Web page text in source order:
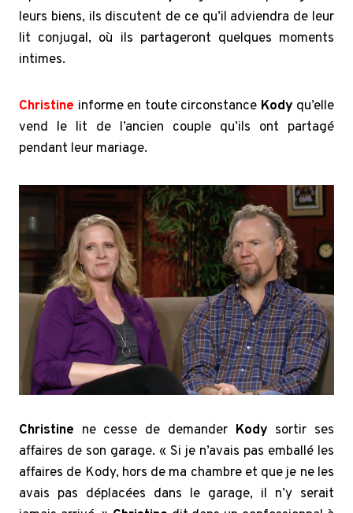
leurs biens, ils discutent de ce qu’il adviendra de leur
lit conjugal, où ils partageront quelques moments
intimes.
Christine informe en toute circonstance Kody qu’elle
vend le lit de l’ancien couple qu’ils ont partagé
pendant leur mariage.
Christine ne cesse de demander Kody sortir ses
affaires de son garage. « Si je n’avais pas emballé les
affaires de Kody, hors de ma chambre et que je ne les
avais pas déplacées dans le garage, il n’y serait